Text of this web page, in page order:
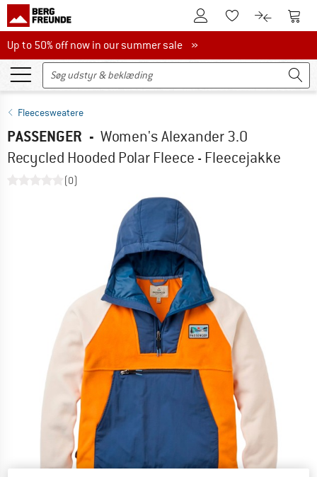
Til kundekontoenTil huskesedlen.
Til Til
Up to 50% off now in our summer sale
Up to 50% off now in our summer sale »
Fleecesweatere
PASSENGER - Women's Alexander 3.0
Recycled Hooded Polar Fleece - Fleecejakke
(0)